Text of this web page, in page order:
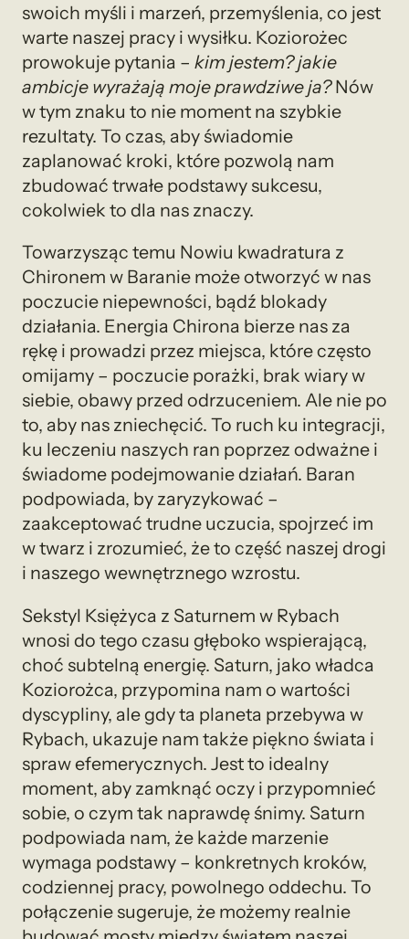
swoich myśli i marzeń, przemyślenia, co jest
warte naszej pracy i wysiłku. Koziorożec
prowokuje pytania – kim jestem? jakie
ambicje wyrażają moje prawdziwe ja?Nów
w tym znaku to nie moment na szybkie
rezultaty. To czas, aby świadomie
zaplanować kroki, które pozwolą nam
zbudować trwałe podstawy sukcesu,
cokolwiek to dla nas znaczy.
Towarzysząc temu Nowiu kwadratura z
Chironem w Baranie może otworzyć w nas
poczucie niepewności, bądź blokady
działania. Energia Chirona bierze nas za
rękę i prowadzi przez miejsca, które często
omijamy – poczucie porażki, brak wiary w
siebie, obawy przed odrzuceniem. Ale nie po
to, aby nas zniechęcić. To ruch ku integracji,
ku leczeniu naszych ran poprzez odważne i
świadome podejmowanie działań. Baran
podpowiada, by zaryzykować –
zaakceptować trudne uczucia, spojrzeć im
w twarz i zrozumieć, że to część naszej drogi
i naszego wewnętrznego wzrostu.
Sekstyl Księżyca z Saturnem w Rybach
wnosi do tego czasu głęboko wspierającą,
choć subtelną energię. Saturn, jako władca
Koziorożca, przypomina nam o wartości
dyscypliny, ale gdy ta planeta przebywa w
Rybach, ukazuje nam także piękno świata i
spraw efemerycznych. Jest to idealny
moment, aby zamknąć oczy i przypomnieć
sobie, o czym tak naprawdę śnimy. Saturn
podpowiada nam, że każde marzenie
wymaga podstawy – konkretnych kroków,
codziennej pracy, powolnego oddechu. To
połączenie sugeruje, że możemy realnie